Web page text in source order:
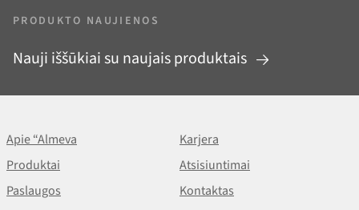
PRODUKTO NAUJIENOS
Nauji iššūkiai su naujais produktais
Apie “Almeva
Karjera
Produktai
Atsisiuntimai
Paslaugos
Kontaktas